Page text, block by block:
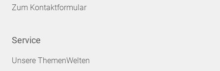
Zum Kontaktformular
Service
Unsere ThemenWelten